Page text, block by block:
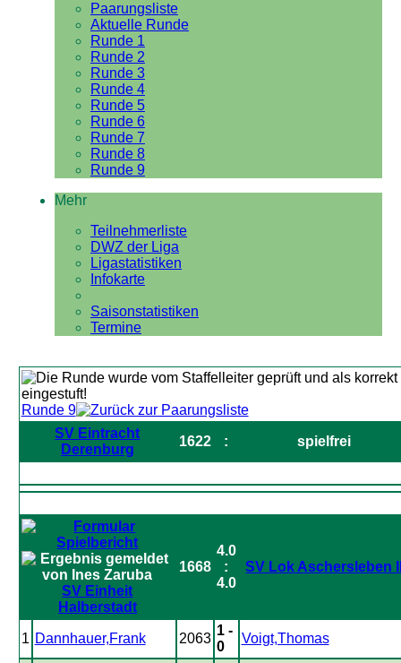
Paarungsliste
Aktuelle Runde
Runde 1
Runde 2
Runde 3
Runde 4
Runde 5
Runde 6
Runde 7
Runde 8
Runde 9
Mehr
Teilnehmerliste
DWZ der Liga
Ligastatistiken
Infokarte
Saisonstatistiken
Termine
Runde 9
SV Eintracht
Derenburg
1622 : spielfrei
SV Einheit
Halberstadt
1668
4.0
:
4.0
SV Lok Aschersleben
1 Dannhauer,Frank 2063
1 -
0
Voigt,Thomas